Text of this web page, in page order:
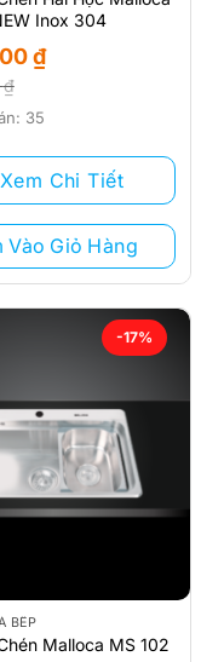
Inox 304
₫
₫.
₫
₫.
35
Xem Chi Tiết
Vào Giỏ Hàng
-17%
BẾP
Malloca MS 102